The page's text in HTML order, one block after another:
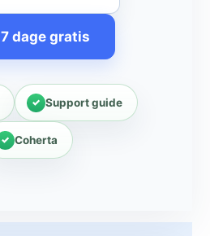
dage gratis
Support guide
Coherta